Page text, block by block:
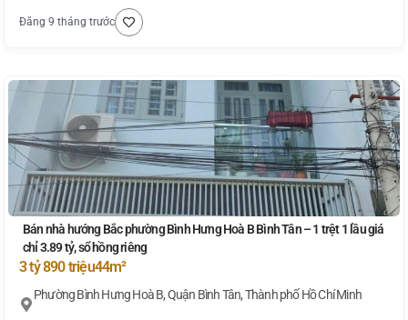
Đăng 9 tháng trước
Bán nhà hướng Bắc phường Bình Hưng Hoà B Bình Tân – 1 trệt 1 lầu giá
chỉ 3.89 tỷ, sổ hồng riêng
3 tỷ 890 triệu44m²
Phường Bình Hưng Hoà B, Quận Bình Tân, Thành phố Hồ Chí Minh